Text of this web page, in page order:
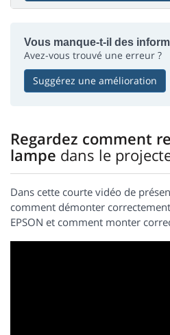
Vous manque-t-il des
Avez-vous trouvé une erreur ?
Suggérez une amélioration
Regardez comment
lampe dans le
Dans cette courte vidéo de
comment démonter
EPSON et comment monter